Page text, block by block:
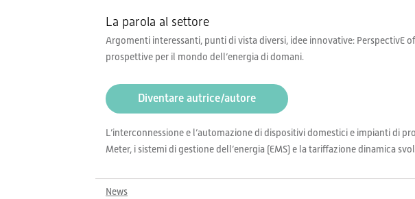
La parola al settore
Argomenti interessanti, punti di vista diversi, idee innovative:
prospettive per il mondo dell’energia di domani.
Diventare autrice/autore
L’interconnessione e l’automazione di dispositivi domestici e impianti di
Meter, i sistemi di gestione dell’energia (EMS) e la tariffazione dinamica
News